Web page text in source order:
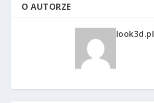
O AUTORZE
look3d.pl